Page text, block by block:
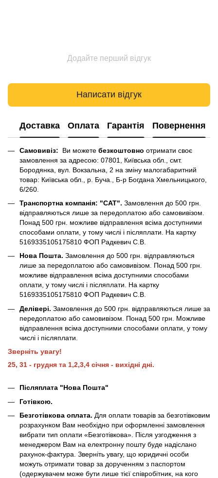
Додайте перший відгук
Написати відгук
Доставка Оплата Гарантія Повернення
Самовивіз: Ви можете безкоштовно отримати своє
замовлення за адресою: 07801, Київська обл., смт.
Бородянка, вул. Вокзальна, 2 на зміну малогабаритний
товар: Київська обл., р. Буча., Б-р Богдана Хмельницького,
6/260.
Транспортна компанія: "САТ". Замовлення до 500 грн.
відправляються лише за передоплатою або самовивізом.
Понад 500 грн. можливе відправлення всіма доступними
способами оплати, у тому числі і післяплати. На картку
5169335105175810 ФОП Радкевич С.В.
Нова Пошта. Замовлення до 500 грн. відправляються
лише за передоплатою або самовивізом. Понад 500 грн.
можливе відправлення всіма доступними способами
оплати, у тому числі і післяплати. На картку
5169335105175810 ФОП Радкевич С.В.
Делівері. Замовлення до 500 грн. відправляються лише за
передоплатою або самовивізом. Понад 500 грн. Можливе
відправлення всіма доступними способами оплати, у тому
числі і післяплати.
Зверніть увагу!
25, 31 - грудня та 1,2,3,4 січня - вихідні дні.
Післяплата "Нова Пошта"
Готівкою.
Безготівкова оплата. Для оплати товарів за безготівковим
розрахунком Вам необхідно при оформленні замовлення
вибрати тип оплати «Безготівкова». Після узгодження з
менеджером Вам на електронну пошту буде надіслано
рахунок-фактура. Зверніть увагу, що юридичні особи
можуть отримати товар за дорученням з паспортом
(одержувачем може бути лише тієї співробітник, на кого